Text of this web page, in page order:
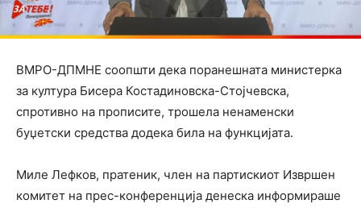
ВМРО-ДПМНЕ соопшти дека поранешната министерка
за култура Бисера Костадиновска-Стојчевска,
спротивно на прописите, трошела ненаменски
буџетски средства додека била на функцијата.
Миле Лефков, пратеник, член на партискиот Извршен
комитет на прес-конференција денеска информираше